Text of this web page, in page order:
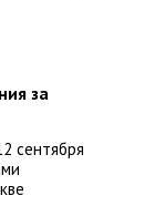
за
сентября